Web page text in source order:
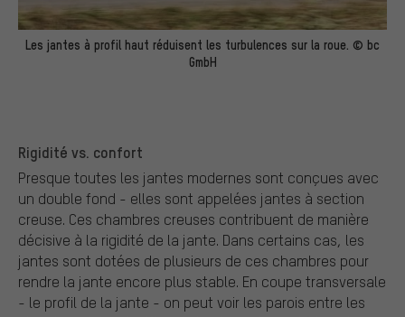
Les jantes à profil haut réduisent les turbulences sur la roue. © bc
GmbH
Rigidité vs. confort
Presque toutes les jantes modernes sont conçues avec
un double fond - elles sont appelées jantes à section
creuse. Ces chambres creuses contribuent de manière
décisive à la rigidité de la jante. Dans certains cas, les
jantes sont dotées de plusieurs de ces chambres pour
rendre la jante encore plus stable. En coupe transversale
- le profil de la jante - on peut voir les parois entre les